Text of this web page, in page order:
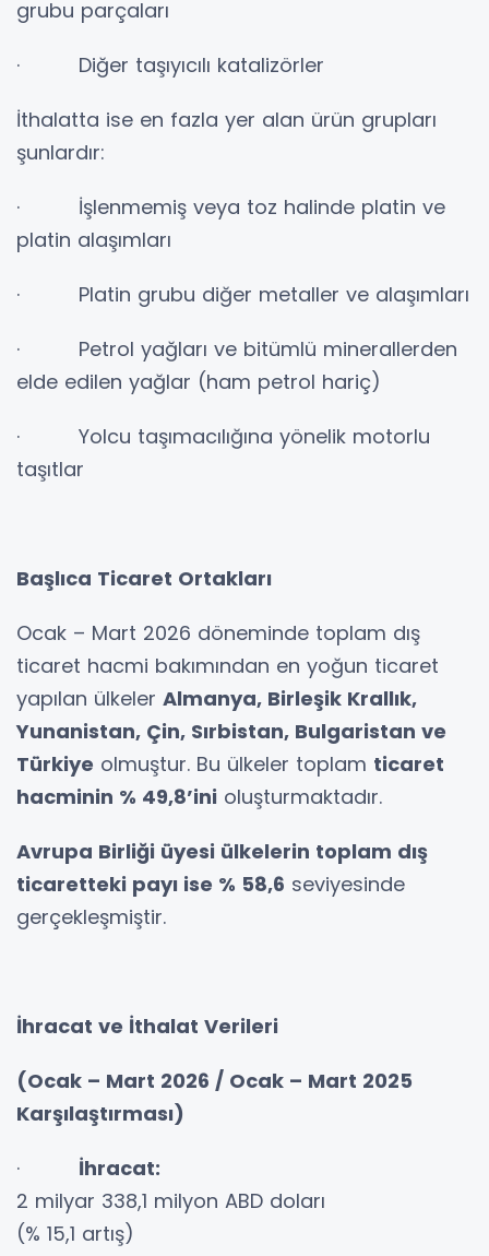
grubu parçaları
· Diğer taşıyıcılı katalizörler
İthalatta ise en fazla yer alan ürün grupları
şunlardır:
· İşlenmemiş veya toz halinde platin ve
platin alaşımları
· Platin grubu diğer metaller ve alaşımları
· Petrol yağları ve bitümlü minerallerden
elde edilen yağlar (ham petrol hariç)
· Yolcu taşımacılığına yönelik motorlu
taşıtlar
Başlıca Ticaret Ortakları
Ocak – Mart 2026 döneminde toplam dış
ticaret hacmi bakımından en yoğun ticaret
yapılan ülkeler Almanya, Birleşik Krallık,
Yunanistan, Çin, Sırbistan, Bulgaristan ve
Türkiye olmuştur. Bu ülkeler toplam ticaret
hacminin % 49,8’ini oluşturmaktadır.
Avrupa Birliği üyesi ülkelerin toplam dış
ticaretteki payı ise % 58,6 seviyesinde
gerçekleşmiştir.
İhracat ve İthalat Verileri
(Ocak – Mart 2026 / Ocak – Mart 2025
Karşılaştırması)
· İhracat:
2 milyar 338,1 milyon ABD doları
(% 15,1 artış)